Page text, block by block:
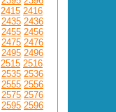
2415 2416
2435 2436
2455 2456
2475 2476
2495 2496
2515 2516
2535 2536
2555 2556
2575 2576
2595 2596